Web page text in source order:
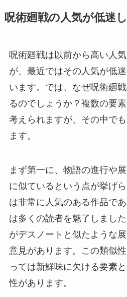
呪術廻戦の人気が低迷
呪術廻戦は以前から高い人
が、最近ではその人気が低
います。では、なぜ呪術廻
るのでしょうか？複数の要
考えられますが、その中で
ます。
まず第一に、物語の進行や
に似ているという点が挙げ
は非常に人気のある作品で
は多くの読者を魅了しまし
がデスノートと似たような
意見があります。この類似
っては新鮮味に欠ける要素
性があります。